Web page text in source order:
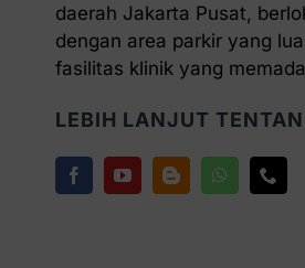
daerah Jakarta Pusat,
dengan area parkir yang
fasilitas klinik yang
LEBIH LANJUT